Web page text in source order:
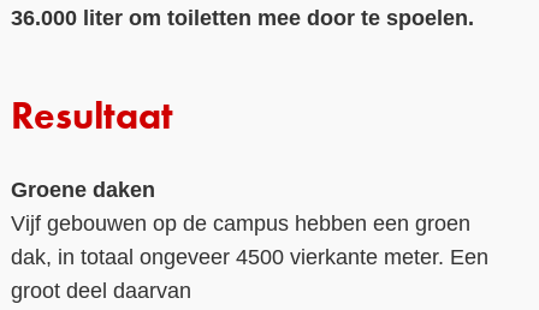
36.000 liter om toiletten mee door te spoelen.
Resultaat
Groene daken
Vijf gebouwen op de campus hebben een groen
dak, in totaal ongeveer 4500vierkante meter. Een
groot deel daarvan